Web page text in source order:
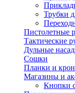
Трубки
Пистолетные
Тактические
Дульные
Сошки
Планки и
Магазины и
Кнопки